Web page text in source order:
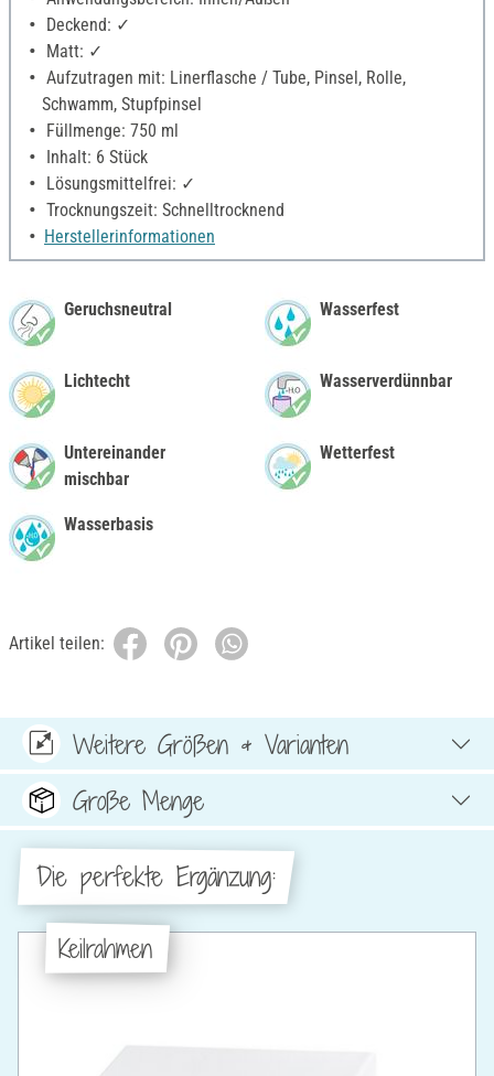
Deckend: ✓
Matt: ✓
Aufzutragen mit: Linerflasche / Tube, Pinsel, Rolle,
Schwamm, Stupfpinsel
Füllmenge: 750 ml
Inhalt: 6 Stück
Lösungsmittelfrei: ✓
Trocknungszeit: Schnelltrocknend
Herstellerinformationen
Geruchsneutral
Lichtecht
Untereinander
mischbar
Wasserbasis
Wasserfest
Wasserverdünnbar
Wetterfest
Artikel teilen:
Weitere Größen & Varianten
Große Menge
Die perfekte Ergänzung:
Keilrahmen